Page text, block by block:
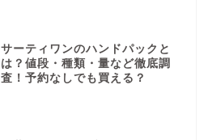
サーティワンのハンドパックと
は？値段・種類・量など徹底調
査！予約なしでも買える？